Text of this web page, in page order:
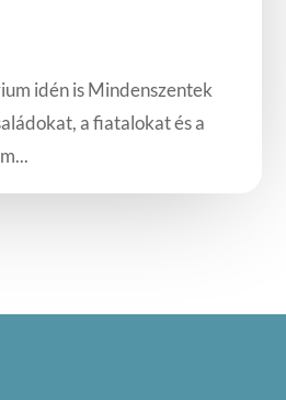
idén is Mindenszentek
a fiatalokat és a